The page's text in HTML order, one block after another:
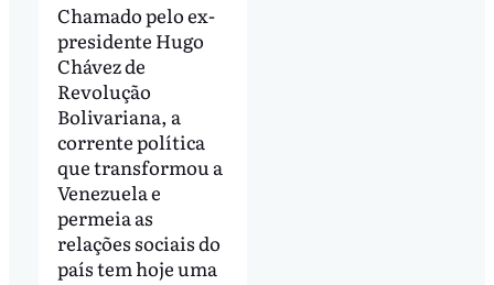
Chamado pelo ex-
presidente Hugo
Chávez de
Revolução
Bolivariana, a
corrente política
que transformou a
Venezuela e
permeia as
relações sociais do
país tem hoje uma